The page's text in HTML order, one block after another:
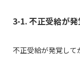
3-1. 不正受給が
不正受給が発覚して